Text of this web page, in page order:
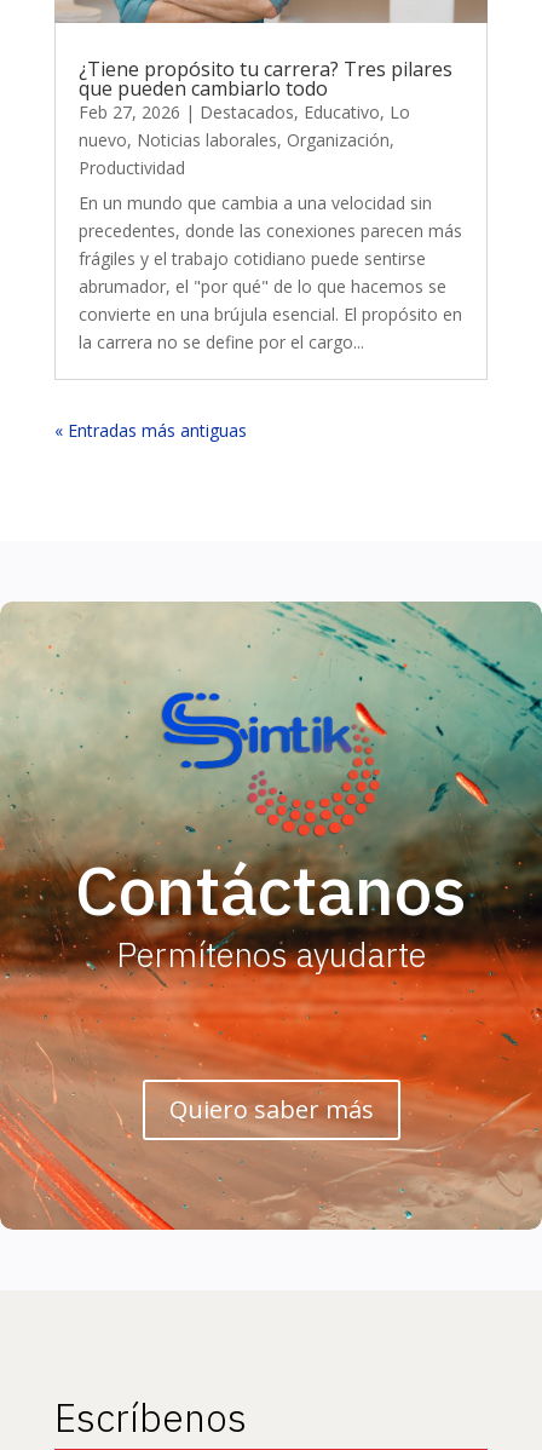
¿Tiene propósito tu carrera? Tres pilares
que pueden cambiarlo todo
Feb 27, 2026 | Destacados, Educativo, Lo
nuevo, Noticias laborales, Organización,
Productividad
En un mundo que cambia a una velocidad sin
precedentes, donde las conexiones parecen más
frágiles y el trabajo cotidiano puede sentirse
abrumador, el "por qué" de lo que hacemos se
convierte en una brújula esencial. El propósito en
la carrera no se define por el cargo...
« Entradas más antiguas
Contáctanos
Permítenos ayudarte
Quiero saber más
Escríbenos